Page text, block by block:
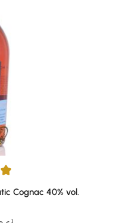
4.95 von 5 Sternen
Cognac 40% vol.